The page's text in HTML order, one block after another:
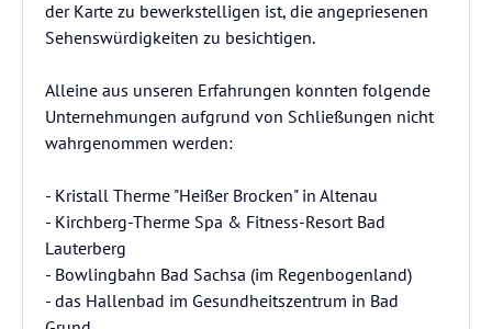
der Karte zu bewerkstelligen ist, die angepriesenen
Sehenswürdigkeiten zu besichtigen.
Alleine aus unseren Erfahrungen konnten folgende
Unternehmungen aufgrund von Schließungen nicht
wahrgenommen werden:
- Kristall Therme "Heißer Brocken" in Altenau
- Kirchberg-Therme Spa & Fitness-Resort Bad
Lauterberg
- Bowlingbahn Bad Sachsa (im Regenbogenland)
- das Hallenbad im Gesundheitszentrum in Bad